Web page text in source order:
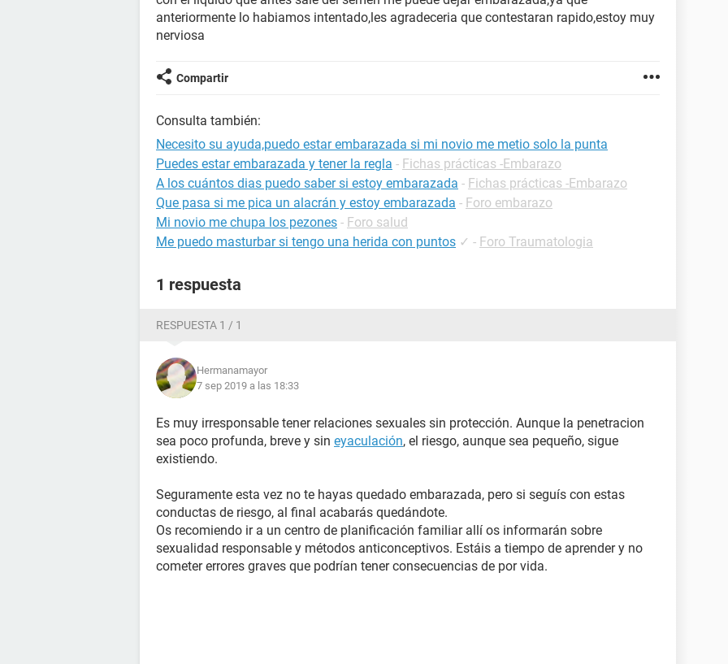
anteriormente lo habiamos intentado,les agradeceria que contestaran rapido,estoy muy
nerviosa
Compartir
Consulta también:
Necesito su ayuda,puedo estar embarazada si mi novio me metio solo la punta
Puedes estar embarazada y tener la regla - Fichas prácticas -Embarazo
A los cuántos dias puedo saber si estoy embarazada - Fichas prácticas -Embarazo
Que pasa si me pica un alacrán y estoy embarazada - Foro embarazo
Mi novio me chupa los pezones - Foro salud
Me puedo masturbar si tengo una herida con puntos ✓ - Foro Traumatologia
1 respuesta
RESPUESTA 1 / 1
Hermanamayor
7 sep 2019 a las 18:33
Es muy irresponsable tener relaciones sexuales sin protección. Aunque la penetracion
sea poco profunda, breve y sin eyaculación, el riesgo, aunque sea pequeño, sigue
existiendo.
Seguramente esta vez no te hayas quedado embarazada, pero si seguís con estas
conductas de riesgo, al final acabarás quedándote.
Os recomiendo ir a un centro de planificación familiar allí os informarán sobre
sexualidad responsable y métodos anticonceptivos. Estáis a tiempo de aprender y no
cometer errores graves que podrían tener consecuencias de por vida.